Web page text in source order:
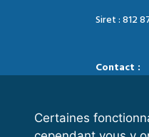
Certaines
Siret : 812
Contact :